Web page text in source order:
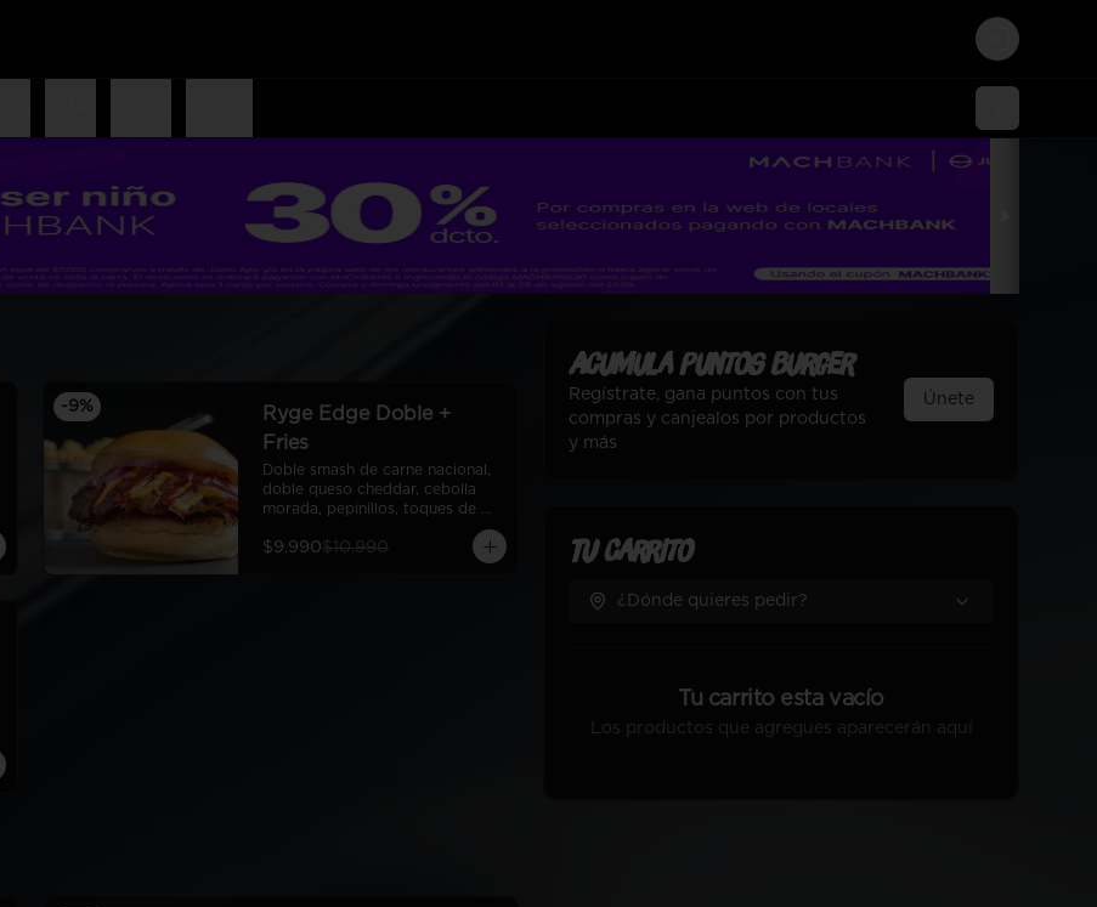
Login
-9%
Ryge Edge Doble +
Fries
Doble smash de carne nacional,
doble queso cheddar, cebolla
morada, pepinillos, toques de
bbq, ryge sauce, pan de papa +
Fries
$9.990$10.990
Acumula Puntos Burger
Regístrate, gana puntos con tus
compras y canjealos por productos
y más
Únete
Tu Carrito
¿Dónde quieres pedir?
Tu carrito esta vacío
Los productos que agregues aparecerán aquí